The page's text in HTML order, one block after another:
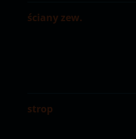
ściany zew.
strop